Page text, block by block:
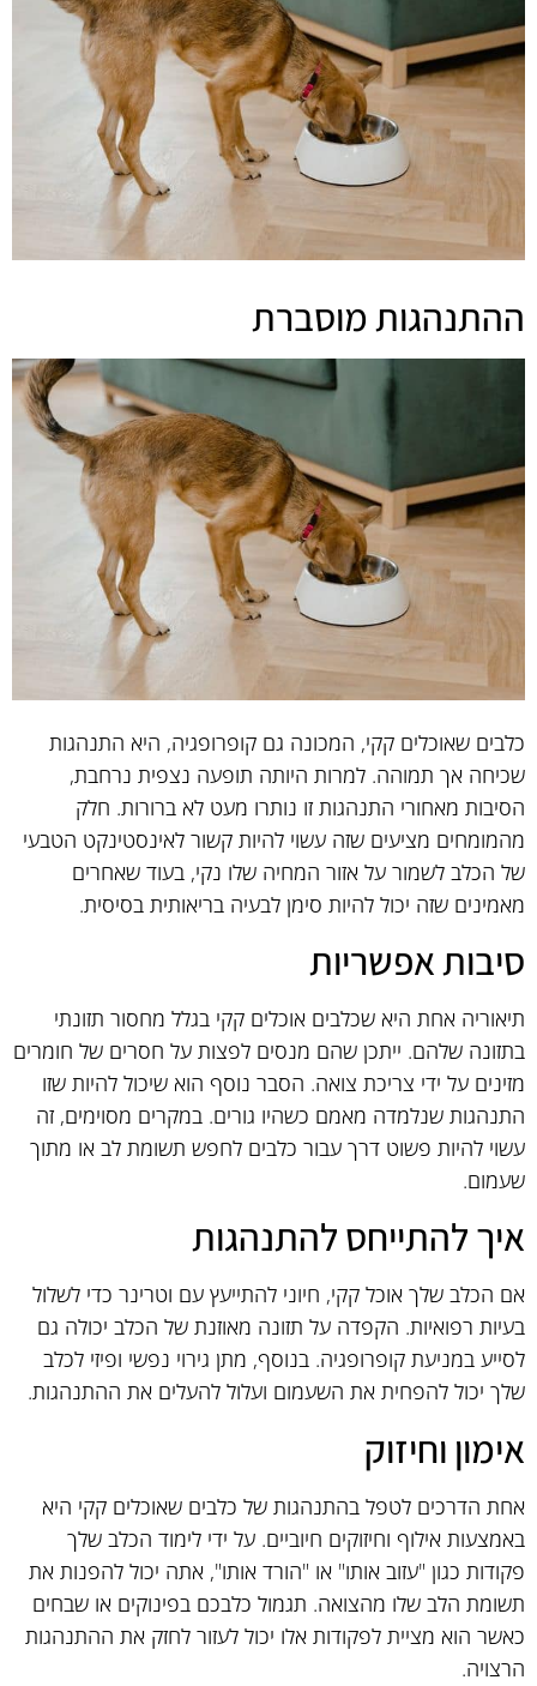
ההתנהגות מוסברת
כלבים שאוכלים קקי, המכונה גם קופרופגיה, היא התנהגות
שכיחה אך תמוהה. למרות היותה תופעה נצפית נרחבת,
הסיבות מאחורי התנהגות זו נותרו מעט לא ברורות. חלק
מהמומחים מציעים שזה עשוי להיות קשור לאינסטינקט הטבעי
של הכלב לשמור על אזור המחיה שלו נקי, בעוד שאחרים
מאמינים שזה יכול להיות סימן לבעיה בריאותית בסיסית.
סיבות אפשריות
תיאוריה אחת היא שכלבים אוכלים קקי בגלל מחסור תזונתי
בתזונה שלהם. ייתכן שהם מנסים לפצות על חסרים של חומרים
מזינים על ידי צריכת צואה. הסבר נוסף הוא שיכול להיות שזו
התנהגות שנלמדה מאמם כשהיו גורים. במקרים מסוימים, זה
עשוי להיות פשוט דרך עבור כלבים לחפש תשומת לב או מתוך
שעמום.
איך להתייחס להתנהגות
אם הכלב שלך אוכל קקי, חיוני להתייעץ עם וטרינר כדי לשלול
בעיות רפואיות. הקפדה על תזונה מאוזנת של הכלב יכולה גם
לסייע במניעת קופרופגיה. בנוסף, מתן גירוי נפשי ופיזי לכלב
שלך יכול להפחית את השעמום ועלול להעלים את ההתנהגות.
אימון וחיזוק
אחת הדרכים לטפל בהתנהגות של כלבים שאוכלים קקי היא
באמצעות אילוף וחיזוקים חיוביים. על ידי לימוד הכלב שלך
פקודות כגון "עזוב אותו" או "הורד אותו", אתה יכול להפנות את
תשומת הלב שלו מהצואה. תגמול כלבכם בפינוקים או שבחים
כאשר הוא מציית לפקודות אלו יכול לעזור לחזק את ההתנהגות
הרצויה.